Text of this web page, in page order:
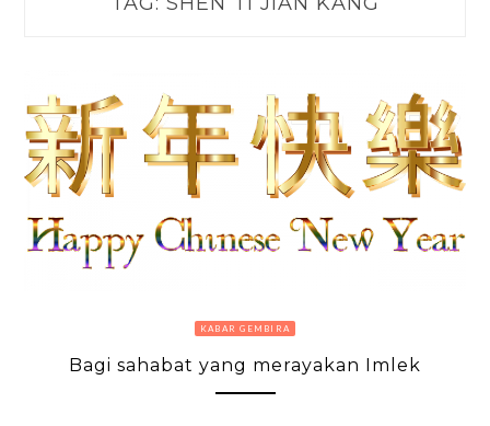
KABAR GEMBIRA
Bagi sahabat yang merayakan Imlek